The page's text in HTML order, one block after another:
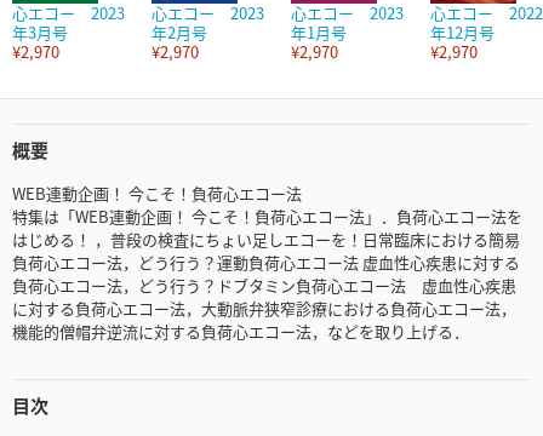
心エコー 2023
年3月号
¥2,970
心エコー 2023
年2月号
¥2,970
心エコー 2023
年1月号
¥2,970
心エコー 2022
年12月号
¥2,970
概要
WEB連動企画！ 今こそ！負荷心エコー法
特集は「WEB連動企画！ 今こそ！負荷心エコー法」．負荷心エコー法を
はじめる！ ，普段の検査にちょい足しエコーを！日常臨床における簡易
負荷心エコー法，どう行う？運動負荷心エコー法 虚血性心疾患に対する
負荷心エコー法，どう行う？ドブタミン負荷心エコー法 虚血性心疾患
に対する負荷心エコー法，大動脈弁狭窄診療における負荷心エコー法，
機能的僧帽弁逆流に対する負荷心エコー法，などを取り上げる．
目次